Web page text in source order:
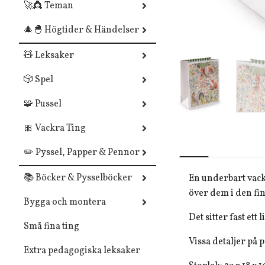
🚀👸 Teman
🎄🐣 Högtider & Händelser
🧸 Leksaker
🎲 Spel
🧩 Pussel
🎀 Vackra Ting
✏️ Pyssel, Papper & Pennor
📚 Böcker & Pysselböcker
Bygga och montera
Små fina ting
Extra pedagogiska leksaker
En underbart
över dem i den
Det sitter fast ett
Vissa detaljer på